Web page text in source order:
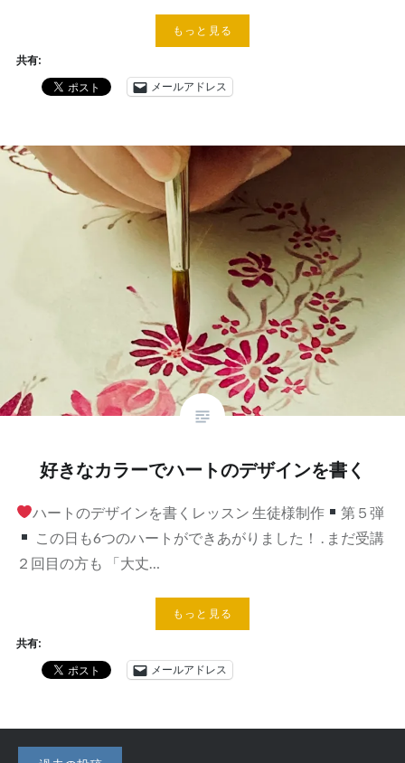
もっと見る
共有:
メールアドレス
好きなカラーでハートのデザインを書く
ハートのデザインを書くレッスン 生徒様制作
第５弾
この日も6つのハートができあがりました！ . まだ受講
２回目の方も 「大丈…
もっと見る
共有:
メールアドレス